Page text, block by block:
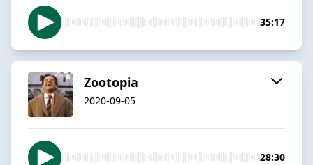
35:17
Zootopia
2020-09-05
28:30